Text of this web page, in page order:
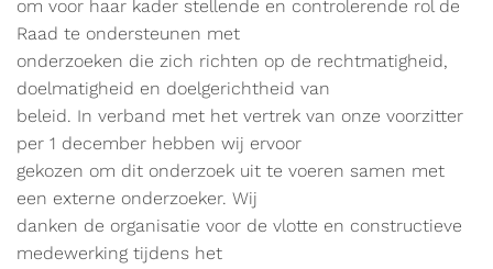
om voor haar kader stellende en controlerende rol de
Raad te ondersteunen met
onderzoeken die zich richten op de rechtmatigheid,
doelmatigheid en doelgerichtheid van
beleid. In verband met het vertrek van onze voorzitter
per 1 december hebben wij ervoor
gekozen om dit onderzoek uit te voeren samen met
een externe onderzoeker. Wij
danken de organisatie voor de vlotte en constructieve
medewerking tijdens het